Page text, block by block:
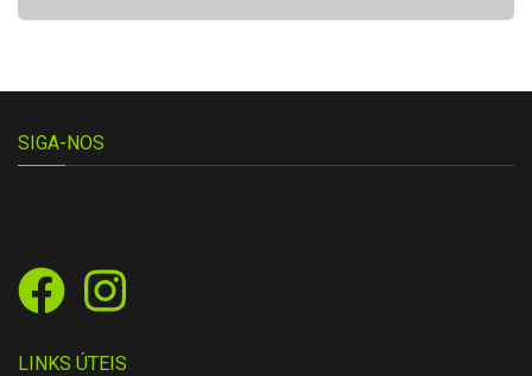
SIGA-NOS
LINKS ÚTEIS